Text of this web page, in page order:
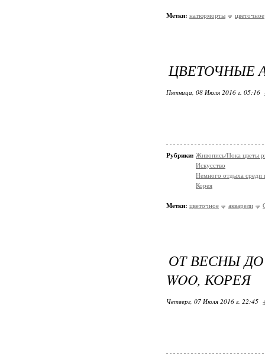
Метки: натюрморты цветочное
ЦВЕТОЧНЫЕ
Пятница, 08 Июля 2016 г. 05:16
Рубрики: Живопись/Пока цветы
Искусство
Немного отдыха среди
Корея
Метки: цветочное акварели
ОТ ВЕСНЫ ДО
WOO, КОРЕЯ
Четверг, 07 Июля 2016 г. 22:45